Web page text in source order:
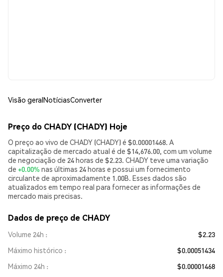
Visão geralNotíciasConverter
Preço do CHADY (CHADY) Hoje
O preço ao vivo de CHADY (CHADY) é $0.00001468. A
capitalização de mercado atual é de $14,676.00, com um volume
de negociação de 24 horas de $2.23. CHADY teve uma variação
de +0.00% nas últimas 24 horas e possui um fornecimento
circulante de aproximadamente 1.00B. Esses dados são
atualizados em tempo real para fornecer as informações de
mercado mais precisas.
Dados de preço de CHADY
Volume 24h
$2.23
Máximo histórico
$0.00051434
Máximo 24h
$0.00001468